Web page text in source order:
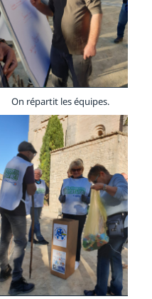
On répartit les équipes.